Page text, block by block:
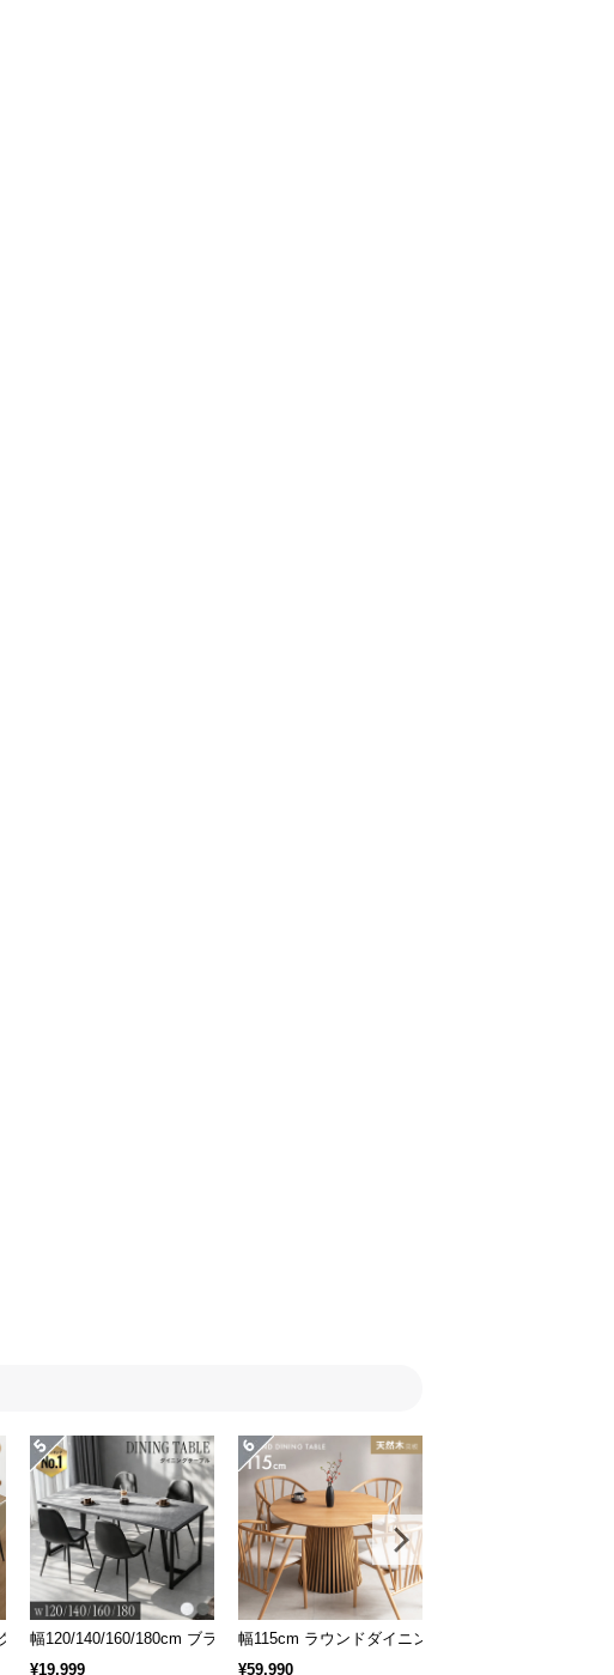
ット
テーブル 一枚板デザイン 4人掛け
幅120/140/160/180cm ブラックフレーム ダイニング 大理石調 4人掛け
¥19,999
幅115cm ラウンドダイニングテーブル 4人掛け 天然
¥59,990